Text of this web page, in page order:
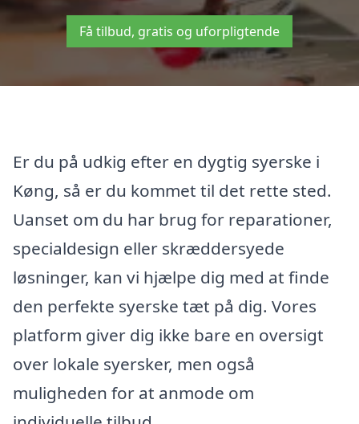
Få tilbud, gratis og uforpligtende
Er du på udkig efter en dygtig syerske i
Køng, så er du kommet til det rette sted.
Uanset om du har brug for reparationer,
specialdesign eller skræddersyede
løsninger, kan vi hjælpe dig med at finde
den perfekte syerske tæt på dig. Vores
platform giver dig ikke bare en oversigt
over lokale syersker, men også
muligheden for at anmode om